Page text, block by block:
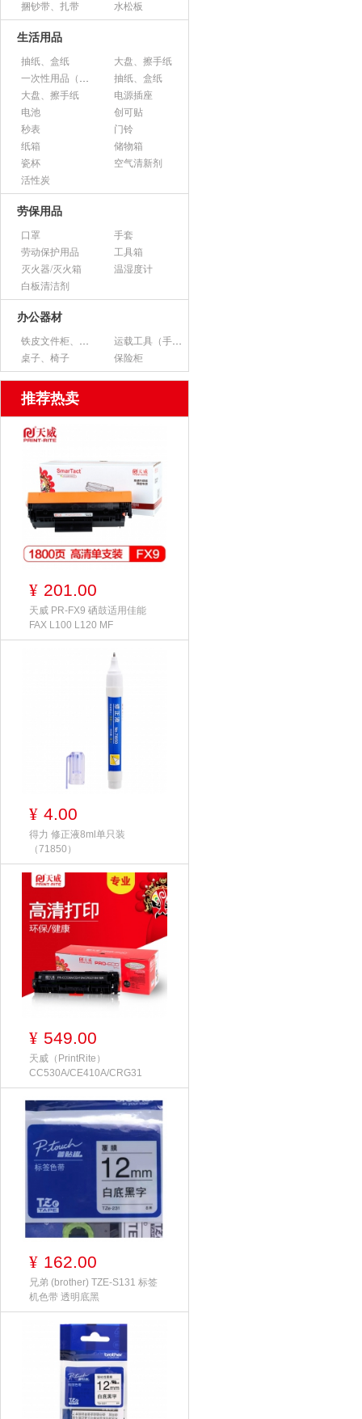
捆钞带、扎带
水松板
生活用品
抽纸、盒纸
大盘、擦手纸
一次性用品（纸杯、胶杯、叉子、碟子等）
抽纸、盒纸
大盘、擦手纸
电源插座
电池
创可贴
秒表
门铃
纸箱
储物箱
瓷杯
空气清新剂
活性炭
劳保用品
口罩
手套
劳动保护用品
工具箱
灭火器/灭火箱
温湿度计
白板清洁剂
办公器材
铁皮文件柜、货架
运载工具（手推车、平板车、梯子）
桌子、椅子
保险柜
推荐热卖
¥ 201.00
天威 PR-FX9 硒鼓适用佳能
FAX L100 L120 MF
¥ 4.00
得力 修正液8ml单只装
（71850）
¥ 549.00
天威（PrintRite）
CC530A/CE410A/CRG31
¥ 162.00
兄弟 (brother) TZE-S131 标签
机色带 透明底黑